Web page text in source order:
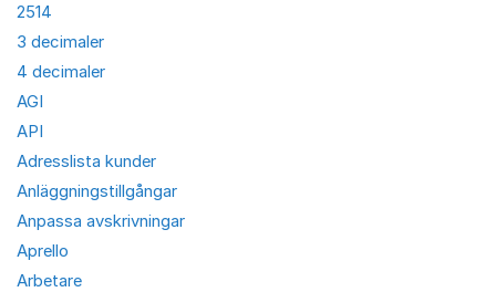
2514
3 decimaler
4 decimaler
AGI
API
Adresslista kunder
Anläggningstillgångar
Anpassa avskrivningar
Aprello
Arbetare